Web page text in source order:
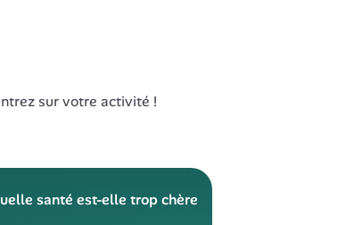
sur votre activité !
santé est-elle trop chère